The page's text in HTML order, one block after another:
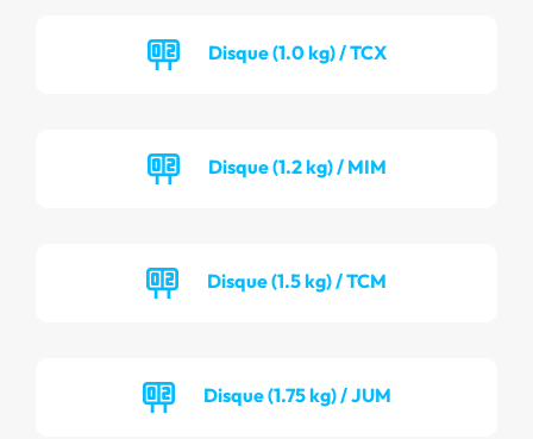
Disque (1.0 kg) / TCX
Disque (1.2 kg) / MIM
Disque (1.5 kg) / TCM
Disque (1.75 kg) / JUM